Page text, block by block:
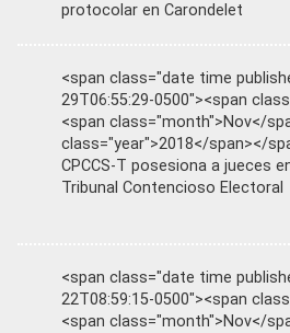
protocolar en Carondelet
<span class="date time
29T06:55:29-0500"><span
<span class="month">Nov</
class="year">2018</span></
CPCCS-T posesiona a jueces
Tribunal Contencioso Electoral
<span class="date time
22T08:59:15-0500"><span
<span class="month">Nov</